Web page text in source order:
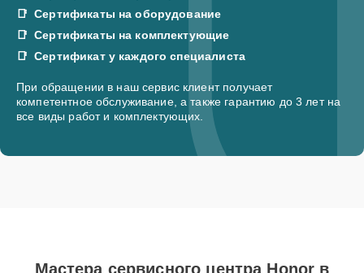
Сертификаты на оборудование
Сертификаты на комплектующие
Сертификат у каждого специалиста
При обращении в наш сервис клиент получает
компетентное обслуживание, а также гарантию до 3 лет на
все виды работ и комплектующих.
Мастера сервисного центра Honor в